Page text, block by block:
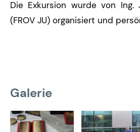
Die Exkursion wurde von Ing.
(FROV JU) organisiert und
Galerie